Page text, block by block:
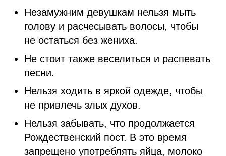
Незамужним девушкам нельзя мыть
голову и расчесывать волосы, чтобы
не остаться без жениха.
Не стоит также веселиться и распевать
песни.
Нельзя ходить в яркой одежде, чтобы
не привлечь злых духов.
Нельзя забывать, что продолжается
Рождественский пост. В это время
запрещено употреблять яйца, молоко